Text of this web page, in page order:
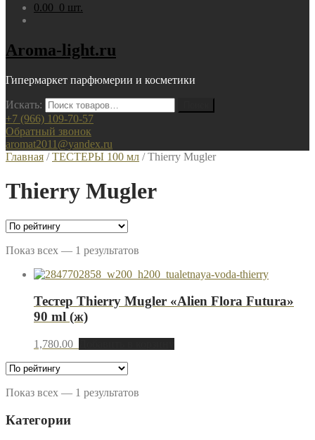
0.00 0 шт.
Aroma-light.ru
Гипермаркет парфюмерии и косметики
Искать:
+7 (966) 109-70-57
Обратный звонок
aromat2011@yandex.ru
Главная /ТЕСТЕРЫ 100 мл / Thierry Mugler
Thierry Mugler
Показ всех — 1 результатов
Тестер Thierry Mugler «Alien Flora Futura»
90 ml (ж)
1,780.00
Показ всех — 1 результатов
Категории